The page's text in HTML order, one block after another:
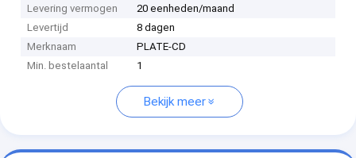
Levering vermogen
20 eenheden/maand
Levertijd
8 dagen
Merknaam
PLATE-CD
Min. bestelaantal
1
Bekijk meer